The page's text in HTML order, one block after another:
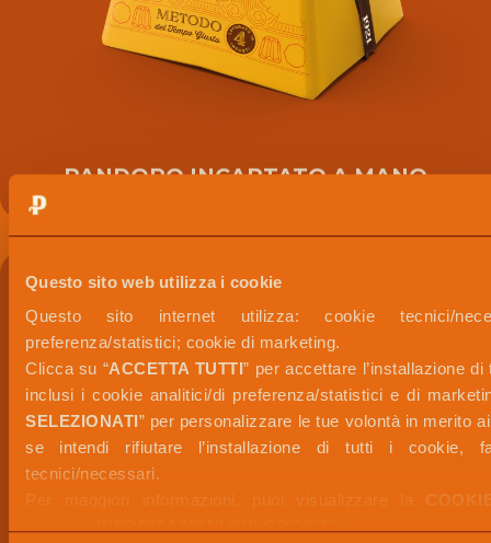
Questo sito web utilizza i cookie
Questo sito internet utilizza: cookie tecnici/
preferenza/statistici; cookie di marketing.
Clicca su “ACCETTA TUTTI” per accettare l’installazione
inclusi i cookie analitici/di preferenza/statistici e di
SELEZIONATI” per personalizzare le tue volontà in merito
se intendi rifiutare l’installazione di tutti i cookie,
tecnici/necessari.
Per maggiori informazioni, puoi visualizzare la
PANDORO INCARTATO A MANO